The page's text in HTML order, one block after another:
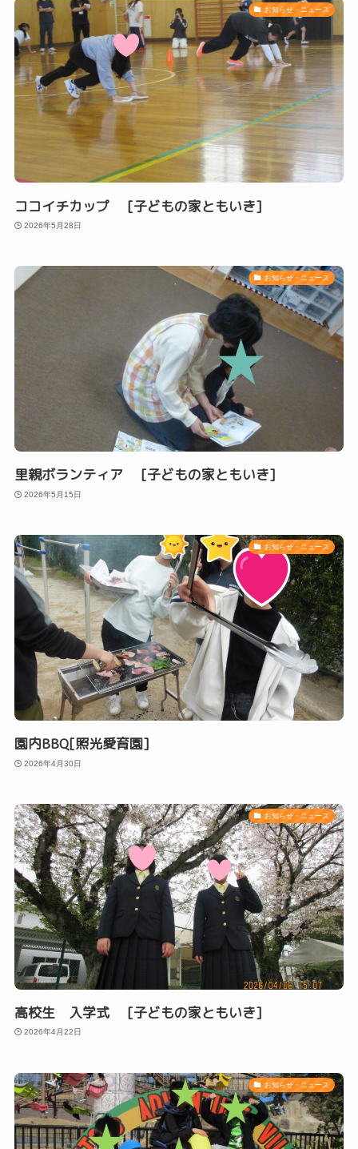
お知らせ・ニュース
ココイチカップ [子どもの家ともいき]
2026年5月28日
お知らせ・ニュース
里親ボランティア [子どもの家ともいき]
2026年5月15日
お知らせ・ニュース
園内BBQ[照光愛育園]
2026年4月30日
お知らせ・ニュース
高校生 入学式 [子どもの家ともいき]
2026年4月22日
お知らせ・ニュース